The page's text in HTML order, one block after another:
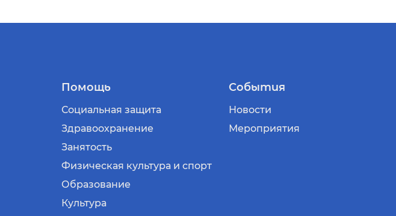
Помощь
Социальная защита
Здравоохранение
Занятость
Физическая культура и спорт
Образование
Культура
События
Новости
Мероприятия